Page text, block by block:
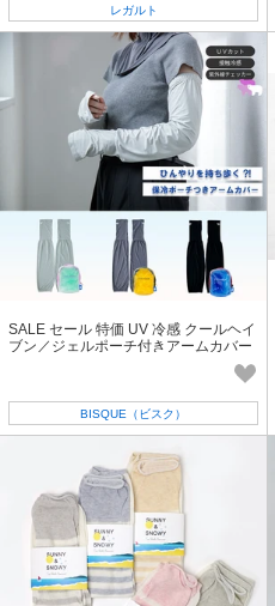
レガルト
SALE セール 特価 UV 冷感 クールヘイ
ブン／ジェルポーチ付きアームカバー
BISQUE（ビスク）